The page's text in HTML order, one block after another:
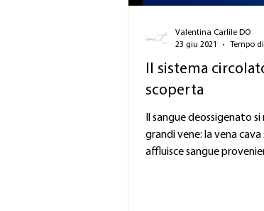
Il sistema
scoperta
Il sangue deossigenato si
grandi vene: la vena cava
affluisce sangue
Valentina Carlile DO
23 giu 2021
Tempo